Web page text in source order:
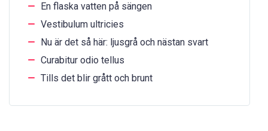
En flaska vatten på sängen
Vestibulum ultricies
Nu är det så här: ljusgrå och nästan svart
Curabitur odio tellus
Tills det blir grått och brunt